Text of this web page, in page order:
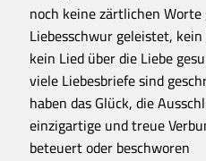
noch keine zärtlichen
Liebesschwur geleistet,
kein Lied über die Liebe
viele Liebesbriefe sind
haben das Glück, die
einzigartige und treue
beteuert oder beschworen